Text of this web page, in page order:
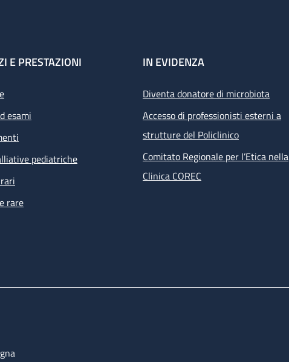
E PRESTAZIONI
esami
pediatriche
rare
IN EVIDENZA
Diventa donatore di microbiota
Accesso di professionisti esterni a
strutture del Policlinico
Comitato Regionale per l’Etica nella
Clinica COREC